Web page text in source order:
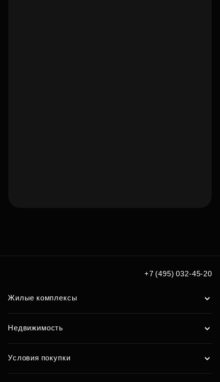
+7 (495) 032-45-20
Жилые комплексы
Недвижимость
Условия покупки